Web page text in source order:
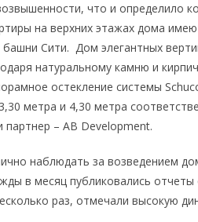
что и определило
на верхних этажах дома
Сити. Дом элегантных
натуральному камню и
остекление системы
метра и 4,30 метра
– AB Development.
наблюдать за возведением
в месяц публиковались
раз, отмечали высокую